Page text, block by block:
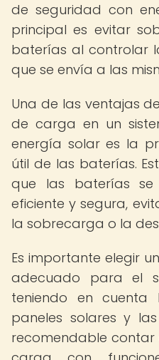
de seguridad con
principal es evitar
baterías al controlar
que se envía a las
Una de las ventajas
de carga en un
energía solar es la
útil de las baterías.
que las baterías
eficiente y segura,
la sobrecarga o la
Es importante elegir
adecuado para el
teniendo en
paneles solares y
recomendable